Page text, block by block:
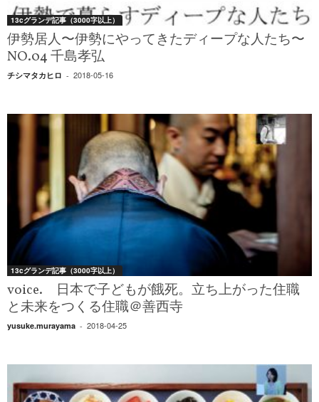
13cグランデ記事（3000字以上）
伊勢居人〜伊勢にやってきたディープな人たち〜
NO.04 千島孝弘
チシマタカヒロ - 2018-05-16
13cグランデ記事（3000字以上）
voice. 日本で子どもが餓死。立ち上がった住職
と未来をつくる住職＠善西寺
yusuke.murayama - 2018-04-25